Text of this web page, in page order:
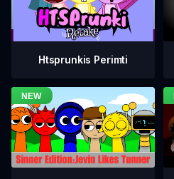
Htsprunkis Perimti